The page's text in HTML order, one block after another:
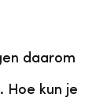
daarom
Hoe kun je